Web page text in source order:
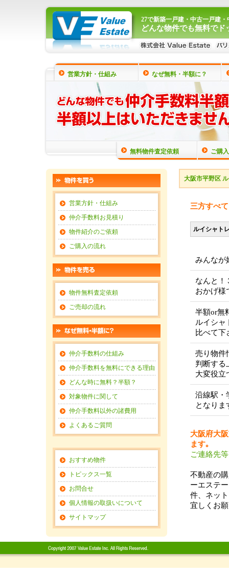
27で新築一戸建・中古一戸建
どんな物件でも無料でド
営業方針・仕組み なぜ無料・半額に？
無料物件査定依頼 ご購
営業方針・仕組み
仲介手数料お見積り
物件紹介のご依頼
ご購入の流れ
物件無料査定依頼
ご売却の流れ
仲介手数料の仕組み
仲介手数料を無料にできる理由
どんな時に無料？半額？
対象物件に関して
仲介手数料以外の諸費用
よくあるご質問
おすすめ物件
トピックス一覧
お問合せ
個人情報の取扱いについて
サイトマップ
大阪市平野区
三方すべ
ルイシャト
みんなが
なんと！
おかげ様
半額or無
ルイシャ
比べて下
売り物件
判断する
大変役立
沿線駅・
となりま
大阪府大
ます｡
ご連絡先
不動産の
ーエステ
件、ネッ
宜しくお